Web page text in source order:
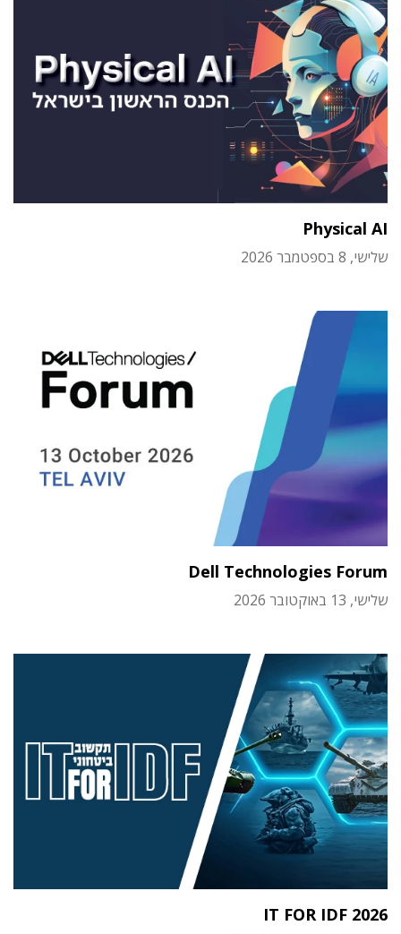
Physical AI
שלישי, 8 בספטמבר 2026
Dell Technologies Forum
שלישי, 13 באוקטובר 2026
IT FOR IDF 2026